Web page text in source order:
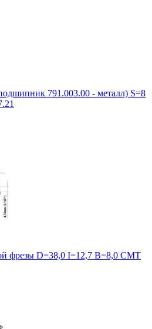
791.003.00 - металл) S=8
фрезы D=38,0 I=12,7 B=8,0 CMT